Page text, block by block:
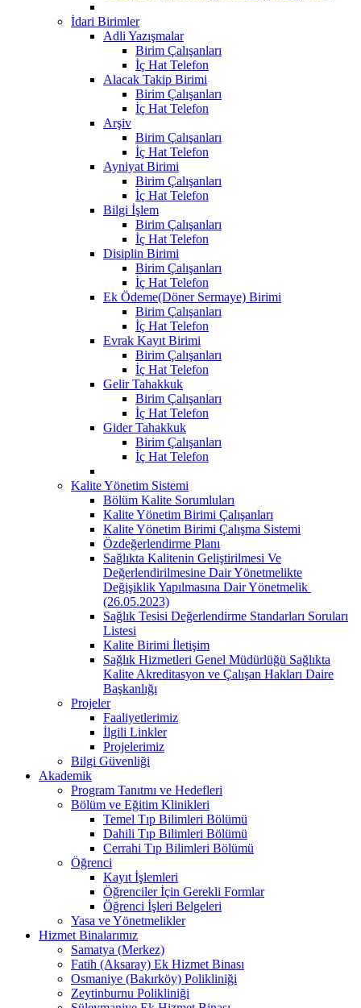
İdari Birimler
Adli Yazışmalar
Birim Çalışanları
İç Hat Telefon
Alacak Takip Birimi
Birim Çalışanları
İç Hat Telefon
Arşiv
Birim Çalışanları
İç Hat Telefon
Ayniyat Birimi
Birim Çalışanları
İç Hat Telefon
Bilgi İşlem
Birim Çalışanları
İç Hat Telefon
Disiplin Birimi
Birim Çalışanları
İç Hat Telefon
Ek Ödeme(Döner Sermaye) Birimi
Birim Çalışanları
İç Hat Telefon
Evrak Kayıt Birimi
Birim Çalışanları
İç Hat Telefon
Gelir Tahakkuk
Birim Çalışanları
İç Hat Telefon
Gider Tahakkuk
Birim Çalışanları
İç Hat Telefon
Kalite Yönetim Sistemi
Bölüm Kalite Sorumluları
Kalite Yönetim Birimi Çalışanları
Kalite Yönetim Birimi Çalışma Sistemi
Özdeğerlendirme Planı
Sağlıkta Kalitenin Geliştirilmesi Ve
Değerlendirilmesine Dair Yönetmelikte
Değişiklik Yapılmasına Dair Yönetmelik ​
(26.05.2023)
Sağlık Tesisi Değerlendirme Standarları Soruları
Listesi
Kalite Birimi İletişim
Sağlık Hizmetleri Genel Müdürlüğü Sağlıkta
Kalite Akreditasyon ve Çalışan Hakları Daire
Başkanlığı
Projeler
Faaliyetlerimiz
İlgili Linkler
Projelerimiz
Bilgi Güvenliği
Akademik
Program Tanıtmı ve Hedefleri
Bölüm ve Eğitim Klinikleri
Temel Tıp Bilimleri Bölümü
Dahili Tıp Bilimleri Bölümü
Cerrahi Tıp Bilimleri Bölümü
Öğrenci
Kayıt İşlemleri
Öğrenciler İçin Gerekli Formlar
Öğrenci İşleri Belgeleri
Yasa ve Yönetmelikler
Hizmet Binalarımız
Samatya (Merkez)
Fatih (Aksaray) Ek Hizmet Binası
Osmaniye (Bakırköy) Polikliniği
Zeytinburnu Polikliniği